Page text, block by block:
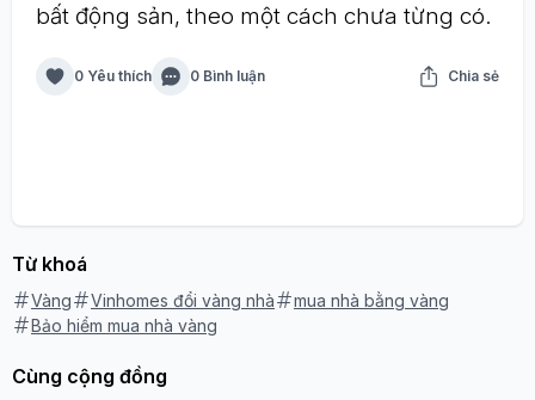
bất động sản, theo một cách chưa từng có.
0 Yêu thích 0 Bình luận Chia sẻ
Từ khoá
Vàng Vinhomes đổi vàng nhà
mua nhà bằng vàng
Bảo hiểm mua nhà vàng
Cùng cộng đồng